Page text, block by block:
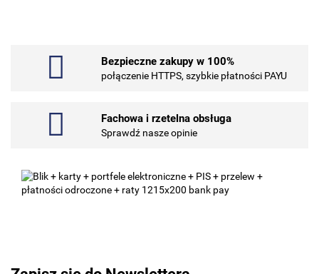
101 INC
Bezpieczne zakupy w 100%
połączenie HTTPS, szybkie płatności PAYU
Fachowa i rzetelna obsługa
Sprawdź nasze opinie